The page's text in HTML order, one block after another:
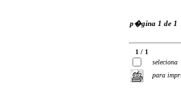
p�gina 1 de 1
1 / 1
seleciona
para